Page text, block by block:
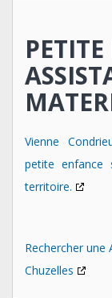
Vienne
petite enfance
territoire.
Rechercher une
Chuzelles